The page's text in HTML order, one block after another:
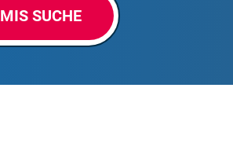
SUCHE